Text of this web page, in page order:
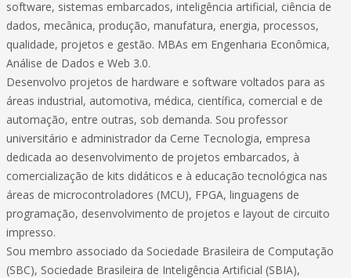
software, sistemas embarcados, inteligência artificial, ciência de
dados, mecânica, produção, manufatura, energia, processos,
qualidade, projetos e gestão. MBAs em Engenharia Econômica,
Análise de Dados e Web 3.0.
Desenvolvo projetos de hardware e software voltados para as
áreas industrial, automotiva, médica, científica, comercial e de
automação, entre outras, sob demanda. Sou professor
universitário e administrador da Cerne Tecnologia, empresa
dedicada ao desenvolvimento de projetos embarcados, à
comercialização de kits didáticos e à educação tecnológica nas
áreas de microcontroladores (MCU), FPGA, linguagens de
programação, desenvolvimento de projetos e layout de circuito
impresso.
Sou membro associado da Sociedade Brasileira de Computação
(SBC), Sociedade Brasileira de Inteligência Artificial (SBIA),